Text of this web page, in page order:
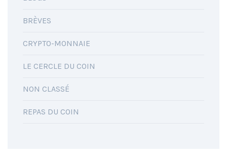
BRÈVES
CRYPTO-MONNAIE
LE CERCLE DU COIN
NON CLASSÉ
REPAS DU COIN